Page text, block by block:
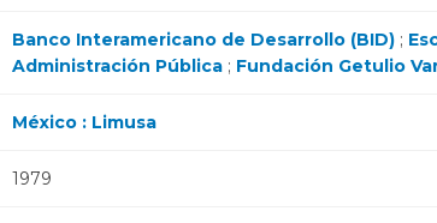
Banco Interamericano de Desarrollo (BID) ;
Administración Pública ; Fundación Getulio
México : Limusa
1979